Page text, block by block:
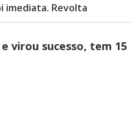
imediata. Revolta
virou sucesso, tem 15